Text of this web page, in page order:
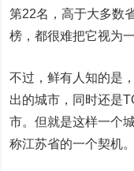
第22名，高于大多数
榜，都很难把它视为
不过，鲜有人知的是
出的城市，同时还是
市。但就是这样一个
称江苏省的一个契机。